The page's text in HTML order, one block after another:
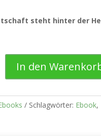
steht hinter der
In den
Schlagwörter: Ebook,